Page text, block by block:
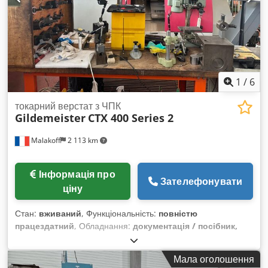
Хід по осі Z: 645 мм Діапазон обертів: 25–5000 об/хв Тип
револьверної головки: універсальна дискова револьверна
головка Кількість позицій для інструменту: 12 Кріплення
інструменту: 30 мм (DIN 69 880) Crsdpfsqcu Uvsx Amvsf
1 / 6
Malakoff 2 113 km
токарний верстат з ЧПК
Gildemeister CTX 400 Series 2
ціну
Зателефонувати
Стан: вживаний, Функціональність: повністю
працездатний, Обладнання: документація / посібник,
обертальна швидкість безступінчасто регульована
Токарний верстат Gildemeister Колір: рожево-рожевий 3
осі: X, Z, C Тип: CTX 400 Серія 2 ЧПУ: Heidenhain З
Мала оголошення